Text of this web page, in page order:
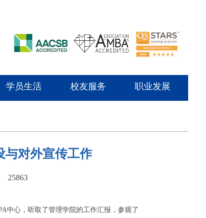
学员生活 校友服务 职业发展
与对外宣传工作
25863
中心，听取了管理学院的工作汇报，参观了